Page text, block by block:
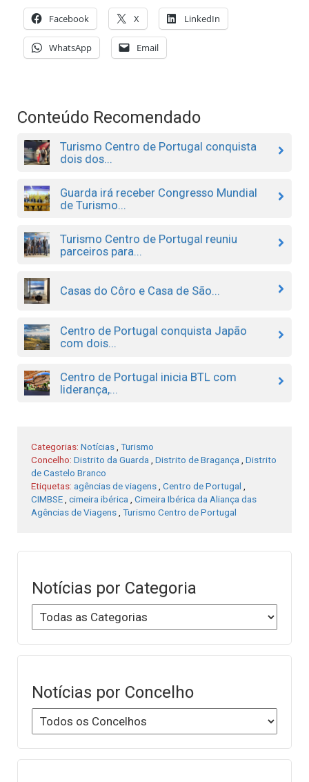
Facebook X LinkedIn
WhatsApp Email
Conteúdo Recomendado
Turismo Centro de Portugal conquista
dois dos...
Guarda irá receber Congresso Mundial
de Turismo...
Turismo Centro de Portugal reuniu
parceiros para...
Casas do Côro e Casa de São...
Centro de Portugal conquista Japão
com dois...
Centro de Portugal inicia BTL com
liderança,...
Categorias: Notícias, Turismo
Concelho: Distrito da Guarda, Distrito de Bragança, Distrito
de Castelo Branco
Etiquetas: agências de viagens, Centro de Portugal ,
CIMBSE, cimeira ibérica, Cimeira Ibérica da Aliança das
Agências de Viagens, Turismo Centro de Portugal
Notícias por Categoria
Notícias por Concelho